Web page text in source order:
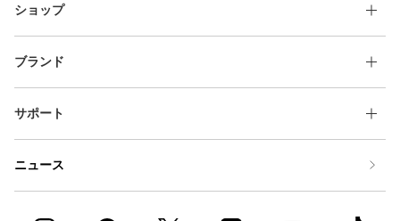
ショップ
ブランド
サポート
ニュース